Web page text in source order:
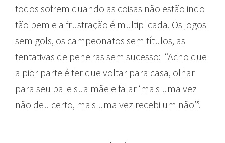
todos sofrem quando as coisas não estão indo
tão bem e a frustração é multiplicada. Os jogos
sem gols, os campeonatos sem títulos, as
tentativas de peneiras sem sucesso: “Acho que
a pior parte é ter que voltar para casa, olhar
para seu pai e sua mãe e falar ‘mais uma vez
não deu certo, mais uma vez recebi um não’”.